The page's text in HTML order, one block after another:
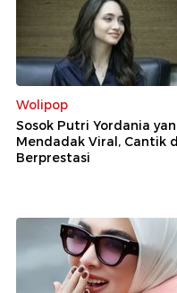
Wolipop
Sosok Putri Yordania
Mendadak Viral, Cantik
Berprestasi